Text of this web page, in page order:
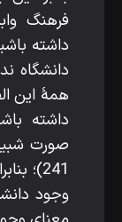
فرهنگ
داشته
دانشگاه
همۀ این
داشته
241)؛
وجود